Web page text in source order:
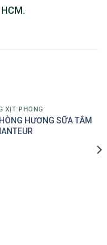
XỊT PHÒNG
HƯƠNG SỮA TẮM